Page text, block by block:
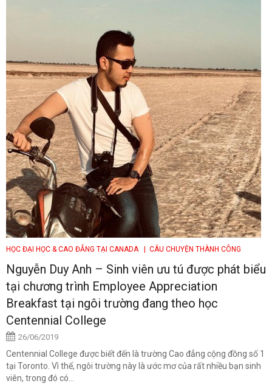
HỌC ĐẠI HỌC & CAO ĐẲNG TẠI CANADA | CÂU CHUYỆN THÀNH CÔNG
Nguyễn Duy Anh – Sinh viên ưu tú được phát biểu
tại chương trình Employee Appreciation
Breakfast tại ngôi trường đang theo học
Centennial College
26/06/2019
Centennial College được biết đến là trường Cao đẳng cộng đồng số 1
tại Toronto. Vì thế, ngôi trường này là ước mơ của rất nhiều bạn sinh
viên, trong đó có...